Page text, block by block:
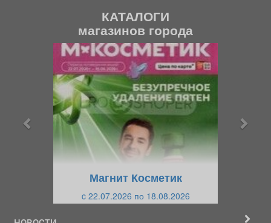
КАТАЛОГИ
магазинов города
Магнит Косметик
c 22.07.2026 по 18.08.2026